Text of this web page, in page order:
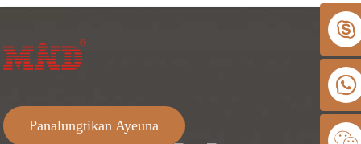
Panalungtikan Ayeuna